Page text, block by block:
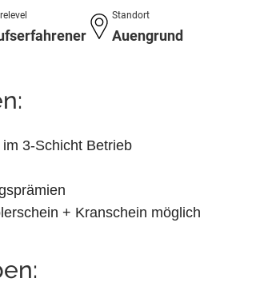
Standort
Auengrund
3-Schicht Betrieb
+ Kranschein möglich